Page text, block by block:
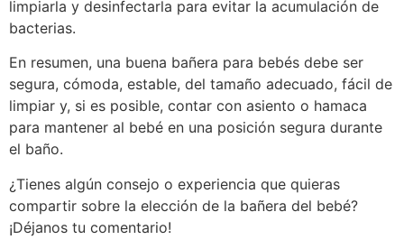
limpiarla y desinfectarla para evitar la acumulación de
bacterias.
En resumen, una buena bañera para bebés debe ser
segura, cómoda, estable, del tamaño adecuado, fácil de
limpiar y, si es posible, contar con asiento o hamaca
para mantener al bebé en una posición segura durante
el baño.
¿Tienes algún consejo o experiencia que quieras
compartir sobre la elección de la bañera del bebé?
¡Déjanos tu comentario!